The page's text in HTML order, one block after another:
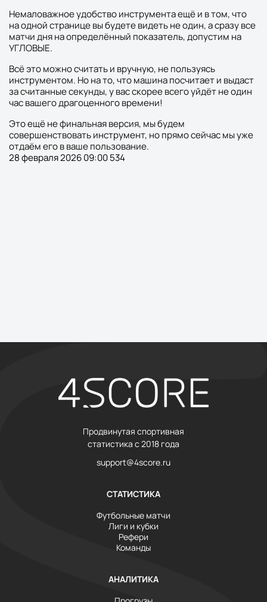
Немаловажное удобство инструмента ещё и в том, что
на одной странице вы будете видеть не один, а сразу все
матчи дня на определённый показатель, допустим на
УГЛОВЫЕ.
Всё это можно считать и вручную, не пользуясь
инструментом. Но на то, что машина посчитает и выдаст
за считанные секунды, у вас скорее всего уйдёт не один
час вашего драгоценного времени!
Это ещё не финальная версия, мы будем
совершенствовать инструмент, но прямо сейчас мы уже
отдаём его в ваше пользование.
28 февраля 2026 09:00534
Продвинутая спортивная
статистика с 2018 года
support@4score.ru
СТАТИСТИКА
Футбольные матчи
Лиги и кубки
Рефери
Команды
АНАЛИТИКА